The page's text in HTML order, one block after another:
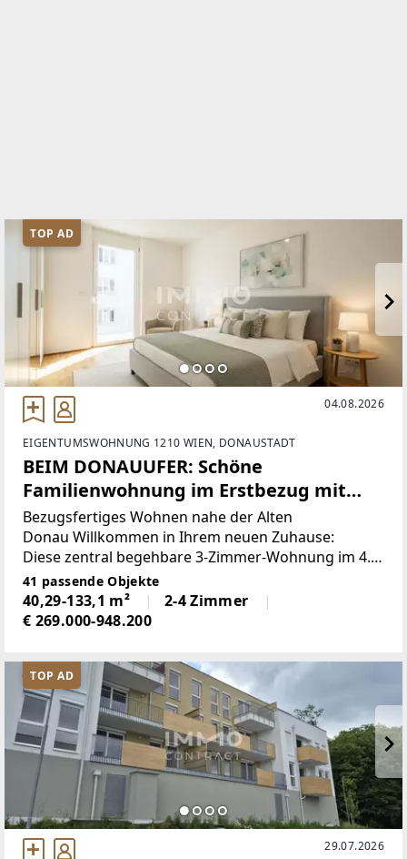
TOP AD
04.08.2026
EIGENTUMSWOHNUNG 1210 WIEN, DONAUSTADT
BEIM DONAUUFER: Schöne
Familienwohnung im Erstbezug mit
zwei Balkonen
Bezugsfertiges Wohnen nahe der Alten
Donau Willkommen in Ihrem neuen Zuhause:
Diese zentral begehbare 3-Zimmer-Wohnung im 4.
Obergeschoss überzeugt mit rund 69 m²
Wohnnutzfläche und einer besonders durchdachten
Raumaufteilung – perfekt
41 passende Objekte
40,29-133,1 m²
2-4 Zimmer
€ 269.000-948.200
TOP AD
29.07.2026